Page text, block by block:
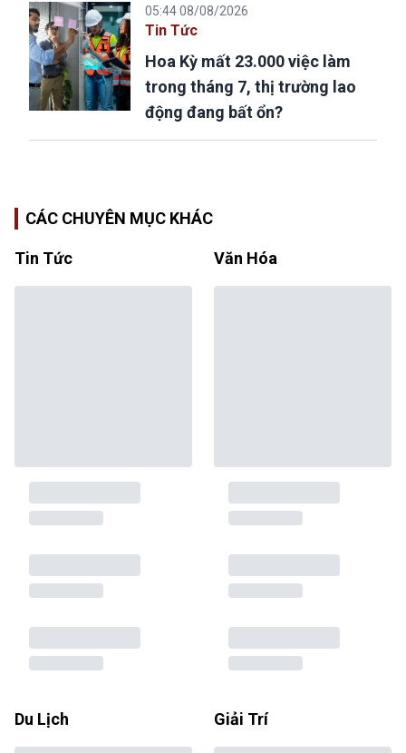
05:44 08/08/2026
Tin Tức
Hoa Kỳ mất 23.000 việc làm
trong tháng 7, thị trường lao
động đang bất ổn?
CÁC CHUYÊN MỤC KHÁC
Tin Tức Văn Hóa
Du Lịch Giải Trí